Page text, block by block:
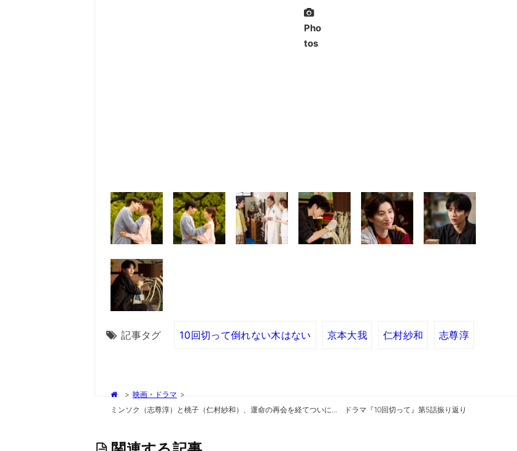
Pho
tos
記事タグ 10回切って倒れない木はない 京本大我 仁村紗和 志尊淳
> 映画・ドラマ >
ミンソク（志尊淳）と桃子（仁村紗和）、運命の再会を経てついに... ドラマ『10回切って』第5話振り返り